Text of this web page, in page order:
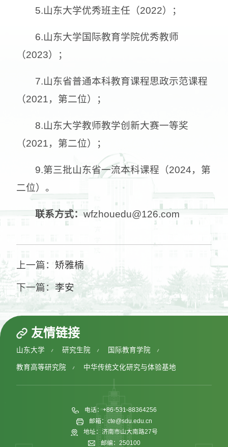
5.山东大学优秀班主任（2022）；
6.山东大学国际教育学院优秀教师
（2023）；
7.山东省普通本科教育课程思政示范课程
（2021，第二位）；
8.山东大学教师教学创新大赛一等奖
（2021，第二位）；
9.第三批山东省一流本科课程（2024，第
二位）。
联系方式：wfzhouedu@126.com
上一篇： 矫雅楠
下一篇：李安
友情链接
山东大学 研究生院 国际教育学院
教育高等研究院 中华传统文化研究与体验基地
电话：+86-531-88364256
邮箱：cte@sdu.edu.cn
地址：济南市山大南路27号
邮编：250100